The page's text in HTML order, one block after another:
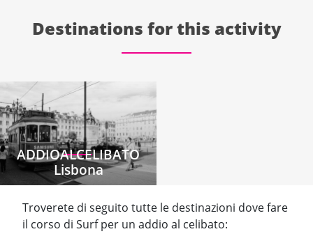
Destinations for this activity
ADDIOALCELIBATO
Lisbona
Troverete di seguito tutte le destinazioni dove fare
il corso di Surf per un addio al celibato: